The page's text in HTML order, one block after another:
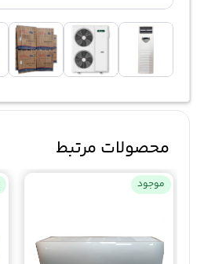
محصولات مرتبط
موجود